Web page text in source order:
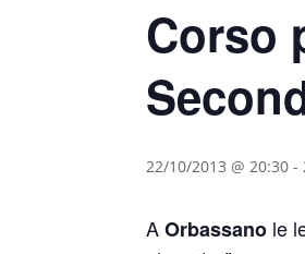
Corso
22/10/2013 @ 20:30 -
AOrbassano le